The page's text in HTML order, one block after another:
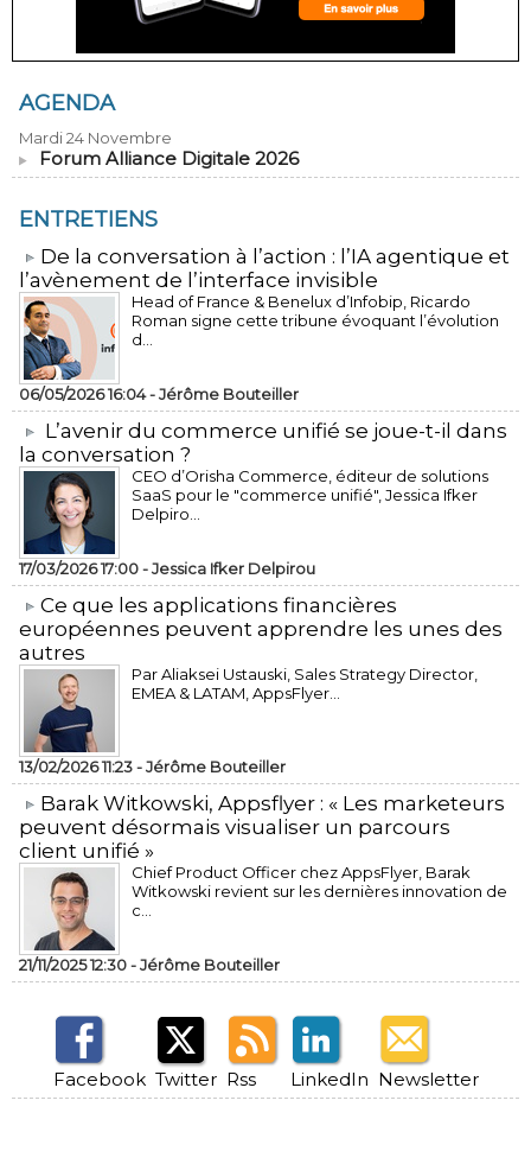
AGENDA
Mardi 24 Novembre
Forum Alliance Digitale 2026
ENTRETIENS
​De la conversation à l’action : l’IA agentique et
l’avènement de l’interface invisible
Head of France & Benelux d’Infobip, Ricardo
Roman signe cette tribune évoquant l’évolution
d...
06/05/2026 16:04 -Jérôme Bouteiller
L’avenir du commerce unifié se joue-t-il dans
la conversation ?
CEO d’Orisha Commerce, éditeur de solutions
SaaS pour le "commerce unifié", Jessica Ifker
Delpiro...
17/03/2026 17:00 -Jessica Ifker Delpirou
​Ce que les applications financières
européennes peuvent apprendre les unes des
autres
Par Aliaksei Ustauski, Sales Strategy Director,
EMEA & LATAM, AppsFlyer...
13/02/2026 11:23 -Jérôme Bouteiller
​Barak Witkowski, Appsflyer : « Les marketeurs
peuvent désormais visualiser un parcours
client unifié »
Chief Product Officer chez AppsFlyer, ​Barak
Witkowski revient sur les dernières innovation de
c...
21/11/2025 12:30 -Jérôme Bouteiller
Facebook Twitter Rss LinkedIn Newsletter